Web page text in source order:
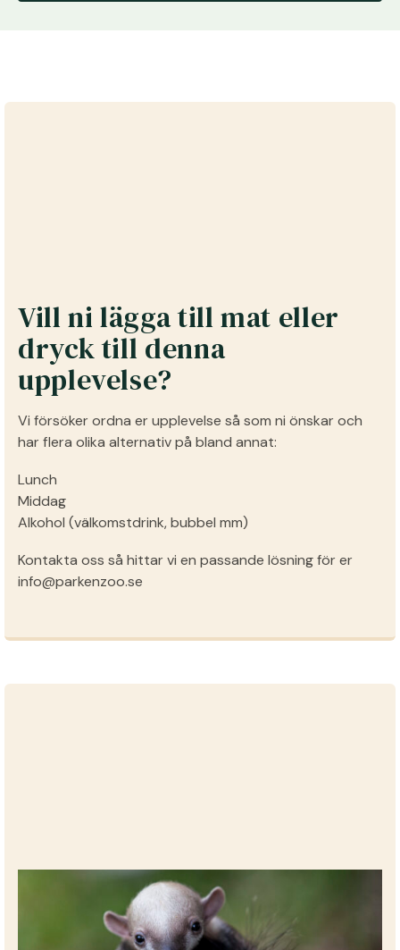
Vill ni lägga till mat eller
dryck till denna
upplevelse?
Vi försöker ordna er upplevelse så som ni önskar och
har flera olika alternativ på bland annat:
Lunch
Middag
Alkohol (välkomstdrink, bubbel mm)
Kontakta oss så hittar vi en passande lösning för er
info@parkenzoo.se